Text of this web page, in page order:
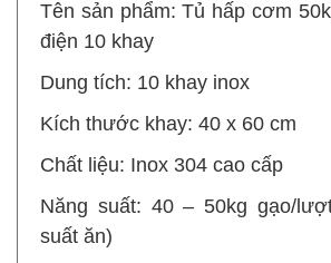
Tên sản phẩm: Tủ hấp cơm
điện 10 khay
Dung tích: 10 khay inox
Kích thước khay: 40 x 60 cm
Chất liệu: Inox 304 cao cấp
Năng suất: 40 – 50kg gạo/
suất ăn)